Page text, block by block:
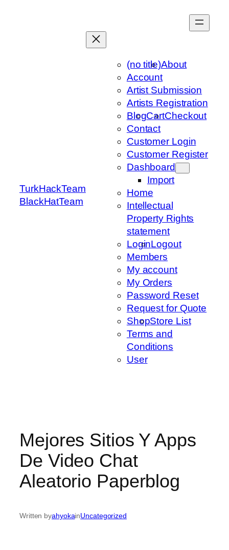
TurkHackTeam
BlackHatTeam
(no title)About
Account
Artist Submission
Artists Registration
BlogCartCheckout
Contact
Customer Login
Customer Register
Dashboard
Import
Home
Intellectual
Property Rights
statement
LoginLogout
Members
My account
My Orders
Password Reset
Request for Quote
ShopStore List
Terms and
Conditions
User
Mejores Sitios Y Apps
De Video Chat
Aleatorio Paperblog
Written byahyokainUncategorized